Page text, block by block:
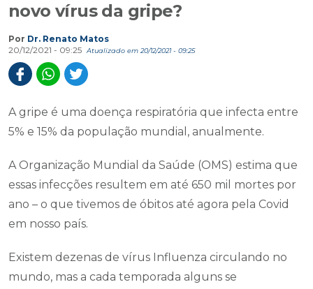
novo vírus da gripe?
Por Dr. Renato Matos
20/12/2021 - 09:25
Atualizado em 20/12/2021 - 09:25
A gripe é uma doença respiratória que infecta entre
5% e 15% da população mundial, anualmente.
A Organização Mundial da Saúde (OMS) estima que
essas infecções resultem em até 650 mil mortes por
ano – o que tivemos de óbitos até agora pela Covid
em nosso país.
Existem dezenas de vírus Influenza circulando no
mundo, mas a cada temporada alguns se